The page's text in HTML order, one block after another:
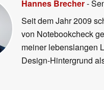
Hannes Brecher-
Seit dem Jahr 2009
von Notebookcheck
meiner lebenslangen
Design-Hintergrund